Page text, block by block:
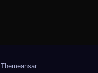
Themeansar.